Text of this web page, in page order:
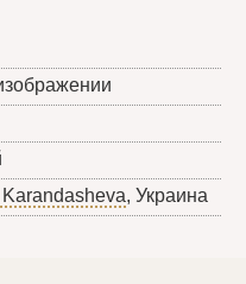
, Украина